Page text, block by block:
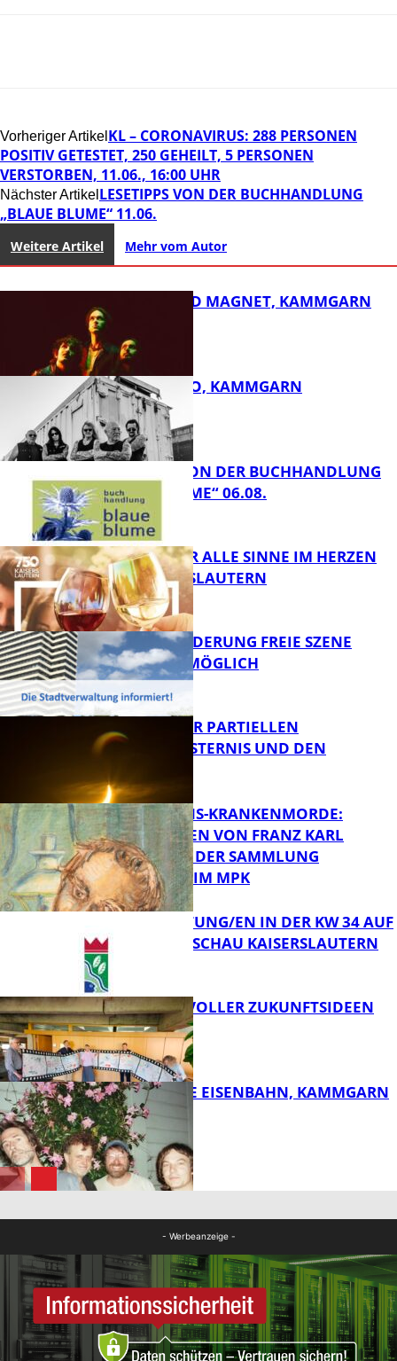
Vorheriger Artikel KL – CORONAVIRUS: 288 PERSONEN
POSITIV GETESTET, 250 GEHEILT, 5 PERSONEN
VERSTORBEN, 11.06., 16:00 UHR
Nächster Artikel LESETIPPS VON DER BUCHHANDLUNG
„BLAUE BLUME“ 11.06.
Weitere Artikel Mehr vom Autor
FB Kultur
DIRTY SOUND MAGNET, KAMMGARN
ROSE TATTOO, KAMMGARN
FB Kultur
LESETIPPS VON DER BUCHHANDLUNG
„BLAUE BLUME“ 06.08.
FB Kultur
GENÜSSE FÜR ALLE SINNE IM HERZEN
VON KAISERSLAUTERN
PROJEKTFÖRDERUNG FREIE SZENE
WEITERHIN MÖGLICH
Bildung
VORTRAG ZUR PARTIELLEN
SONNENFINSTERNIS UND DEN
PERSEIDEN
OPFER DER NS-KRANKENMORDE:
ZEICHNUNGEN VON FRANZ KARL
BÜHLER AUS DER SAMMLUNG
PRINZHORN IM MPK
FB Kultur
VERANSTALTUNG/EN IN DER KW 34 AUF
DER GARTENSCHAU KAISERSLAUTERN
FB Kultur
FILMROLLE VOLLER ZUKUNFTSIDEEN
DIE HÖCHSTE EISENBAHN, KAMMGARN
- Werbeanzeige -